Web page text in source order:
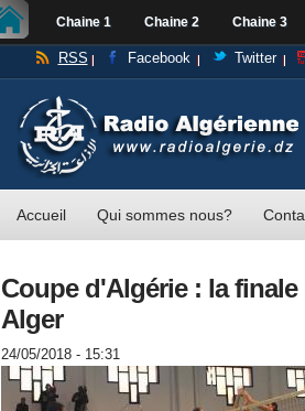
Chaine 1 Chaine 2 Chaine 3
RSS Facebook Twitter
Accueil Qui sommes nous?
Coupe d'Algérie : la
Alger
24/05/2018 - 15:31